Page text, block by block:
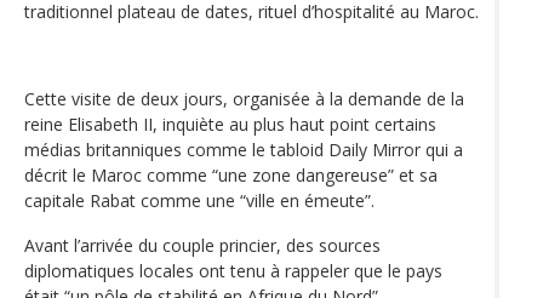
traditionnel plateau de dates, rituel d’hospitalité au Maroc.
Cette visite de deux jours, organisée à la demande de la
reine Elisabeth II, inquiète au plus haut point certains
médias britanniques comme le tabloid Daily Mirror qui a
décrit le Maroc comme “une zone dangereuse” et sa
capitale Rabat comme une “ville en émeute”.
Avant l’arrivée du couple princier, des sources
diplomatiques locales ont tenu à rappeler que le pays